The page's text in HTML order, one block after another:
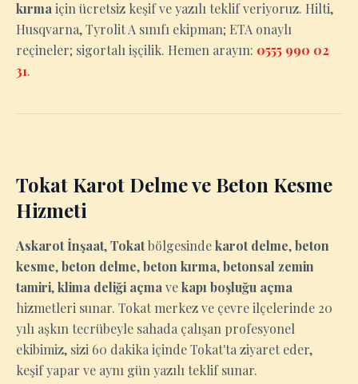
kırma için ücretsiz keşif ve yazılı teklif veriyoruz. Hilti,
Husqvarna, Tyrolit A sınıfı ekipman; ETA onaylı
reçineler; sigortalı işçilik. Hemen arayın: 0555 990 02
31.
Tokat Karot Delme ve Beton Kesme
Hizmeti
Askarot İnşaat,Tokatbölgesindekarot delme,beton
kesme,beton delme,beton kırma,betonsal zemin
tamiri,klima deliği açma vekapı boşluğu açma
hizmetleri sunar. Tokat merkez ve çevre ilçelerinde 20
yılı aşkın tecrübeyle sahada çalışan profesyonel
ekibimiz, sizi 60 dakika içinde Tokat'ta ziyaret eder,
keşif yapar ve aynı gün yazılı teklif sunar.